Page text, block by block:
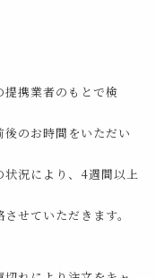
携業者のもとで検
のお時間をいただい
況により、4週間以上
せていただきます。